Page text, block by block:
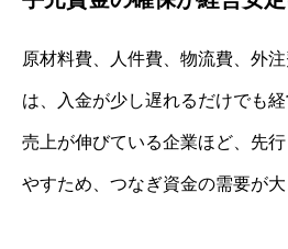
原材料費、人件費、物流費、外
は、入金が少し遅れるだけでも経
売上が伸びている企業ほど、先
やすため、つなぎ資金の需要が大